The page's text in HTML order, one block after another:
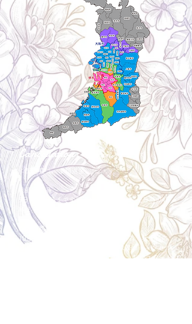
Cancellation キャンセルについて
＜配送費＞ 全額返金。
​◎通常商品
5日前の18時まで全額返金。4日目以降〜2日前の18
時まで50%返金。前日は返金不可。
◎大型商品・オーダー商品
10日前〜5日前にかけ資材発注をする為、状況に応
じて返金額が変動します。10日前以降のキャンセル
の場合はお電話で頂きたく存じます。 制作スタート